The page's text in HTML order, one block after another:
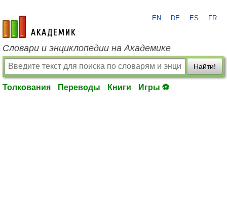
academic.ru
EN DE ES FR
Словари и энциклопедии на Академике
Найти!
Толкования Переводы Книги Игры ⚽